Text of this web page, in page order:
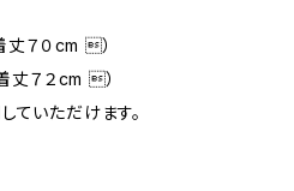
丈７０cm ）
丈７２cm ）
ていただけます。